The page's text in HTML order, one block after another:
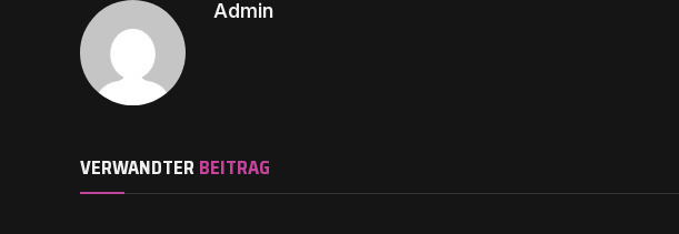
Admin
VERWANDTER BEITRAG